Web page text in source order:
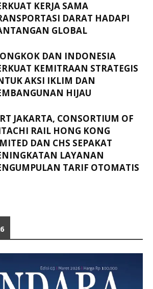
KERJA SAMA
DARAT HADAPI
GLOBAL
DAN INDONESIA
KEMITRAAN STRATEGIS
AKSI IKLIM DAN
HIJAU
JAKARTA, CONSORTIUM OF
RAIL HONG KONG
DAN CHS SEPAKAT
LAYANAN
TARIF OTOMATIS